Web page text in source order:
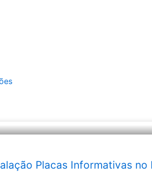
Placas Informativas no